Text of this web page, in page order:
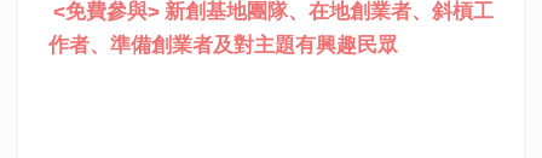
<免費參與> 新創基地團隊、在地創業者、斜槓工
作者、準備創業者及對主題有興趣民眾